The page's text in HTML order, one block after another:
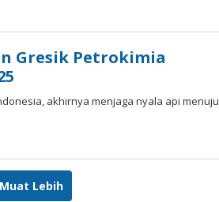
Gresik Petrokimia
akhirnya menjaga nyala api menuju
Muat Lebih